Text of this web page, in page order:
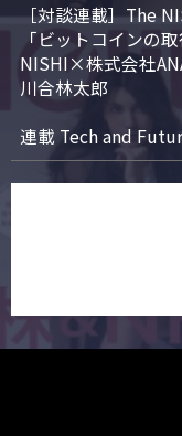
［対談連載］The
「ビットコインの
NISHI×株式会社
川合林太郎
連載 Tech and